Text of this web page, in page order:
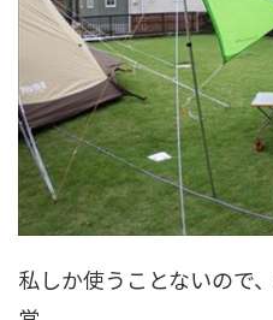
私しか使うことないので